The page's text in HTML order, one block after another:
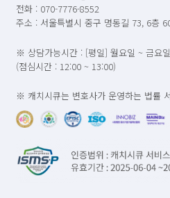
전화 : 070-7776-8552
주소 : 서울특별시 중구 명동길 73, 6층
※ 상담가능시간 : [평일] 월요일 ~ 금요
(점심시간 : 12:00 ~ 13:00)
※ 캐치시큐는 변호사가 운영하는 법률